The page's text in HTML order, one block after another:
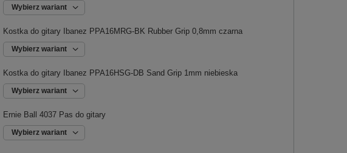
Wybierz wariant
Kostka do gitary Ibanez PPA16MRG-BK Rubber Grip 0,8mm czarna
Wybierz wariant
Kostka do gitary Ibanez PPA16HSG-DB Sand Grip 1mm niebieska
Wybierz wariant
Ernie Ball 4037 Pas do gitary
Wybierz wariant